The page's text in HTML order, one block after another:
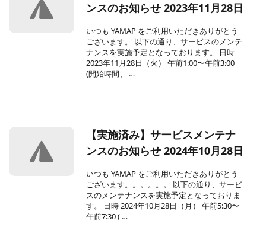
ンスのお知らせ 2023年11月28日
いつも YAMAP をご利用いただきありがとう
ございます。 以下の通り、サービスのメンテ
ナンスを実施予定となっております。 日時
2023年11月28日（火） 午前1:00〜午前3:00
(開始時間、 …
【実施済み】サービスメンテナ
ンスのお知らせ 2024年10月28日
いつも YAMAP をご利用いただきありがとう
ございます。。。。。。 以下の通り、サービ
スのメンテナンスを実施予定となっておりま
す。 日時 2024年10月28日（月） 午前5:30〜
午前7:30 ( …